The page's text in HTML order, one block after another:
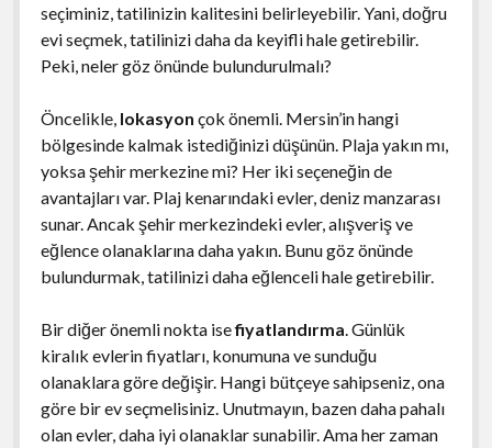
seçiminiz, tatilinizin kalitesini belirleyebilir. Yani, doğru
evi seçmek, tatilinizi daha da keyifli hale getirebilir.
Peki, neler göz önünde bulundurulmalı?
Öncelikle, lokasyon çok önemli. Mersin’in hangi
bölgesinde kalmak istediğinizi düşünün. Plaja yakın mı,
yoksa şehir merkezine mi? Her iki seçeneğin de
avantajları var. Plaj kenarındaki evler, deniz manzarası
sunar. Ancak şehir merkezindeki evler, alışveriş ve
eğlence olanaklarına daha yakın. Bunu göz önünde
bulundurmak, tatilinizi daha eğlenceli hale getirebilir.
Bir diğer önemli nokta isefiyatlandırma. Günlük
kiralık evlerin fiyatları, konumuna ve sunduğu
olanaklara göre değişir. Hangi bütçeye sahipseniz, ona
göre bir ev seçmelisiniz. Unutmayın, bazen daha pahalı
olan evler, daha iyi olanaklar sunabilir. Ama her zaman